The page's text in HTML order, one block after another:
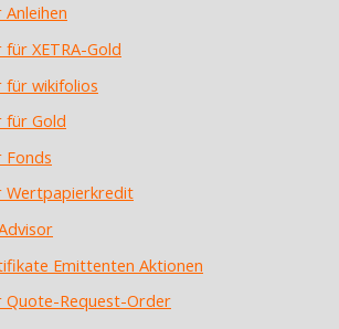
XETRA-Gold
für wikifolios
für Gold
Fonds
Wertpapierkredit
Emittenten Aktionen
Quote-Request-Order